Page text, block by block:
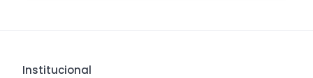
Institucional